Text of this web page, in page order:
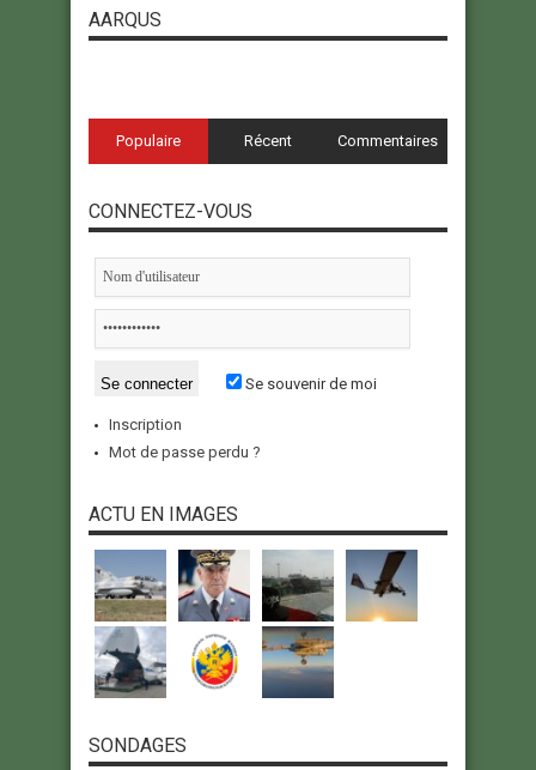
AARQUS
Populaire Récent Commentaires
CONNECTEZ-VOUS
Se souvenir de moi
Inscription
Mot de passe perdu ?
ACTU EN IMAGES
SONDAGES